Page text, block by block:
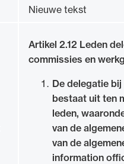
Nieuwe tekst
Artikel 2.12 Leden
commissies en
De delegatie bij
bestaat uit ten
leden,
van de
van de
information